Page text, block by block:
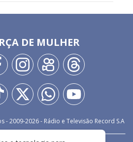
DE MULHER
- 2009-2026- Rádio e Televisão Record S.A